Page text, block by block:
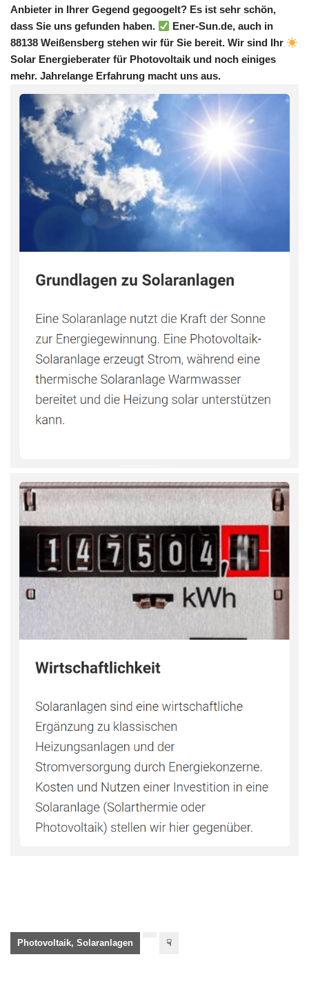
Anbieter in Ihrer Gegend gegoogelt? Es ist sehr schön,
dass Sie uns gefunden haben.
Ener-Sun.de, auch in
88138 Weißensberg stehen wir für Sie bereit. Wir sind Ihr
Solar Energieberater für Photovoltaik und noch einiges
mehr. Jahrelange Erfahrung macht uns aus.
Photovoltaik, Solaranlagen ☟